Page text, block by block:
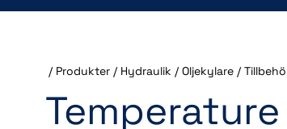
/ Produkter / Hydraulik / Oljekylare /